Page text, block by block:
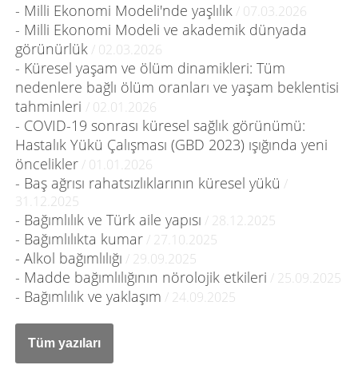
- Milli Ekonomi Modeli'nde yaşlılık/ 07.03.2026
- Milli Ekonomi Modeli ve akademik dünyada
görünürlük/ 02.03.2026
- Küresel yaşam ve ölüm dinamikleri: Tüm
nedenlere bağlı ölüm oranları ve yaşam beklentisi
tahminleri / 02.01.2026
- COVID-19 sonrası küresel sağlık görünümü:
Hastalık Yükü Çalışması (GBD 2023) ışığında yeni
öncelikler/ 01.01.2026
- Baş ağrısı rahatsızlıklarının küresel yükü /
31.12.2025
- Bağımlılık ve Türk aile yapısı / 28.12.2025
- Bağımlılıkta kumar/ 27.10.2025
- Alkol bağımlılığı / 29.09.2025
- Madde bağımlılığının nörolojik etkileri / 25.09.2025
- Bağımlılık ve yaklaşım / 24.09.2025